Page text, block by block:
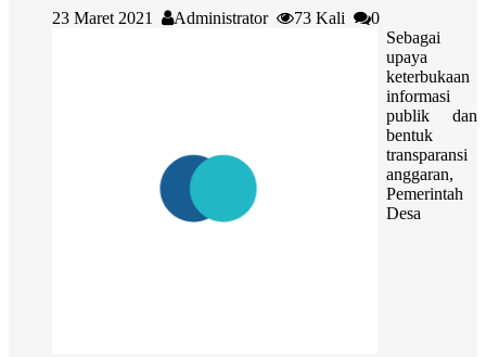
23 Maret 2021 Administrator 73 Kali
0
Sebagai
upaya
keterbukaan
informasi
publik dan
bentuk
transparansi
anggaran,
Pemerintah
Desa